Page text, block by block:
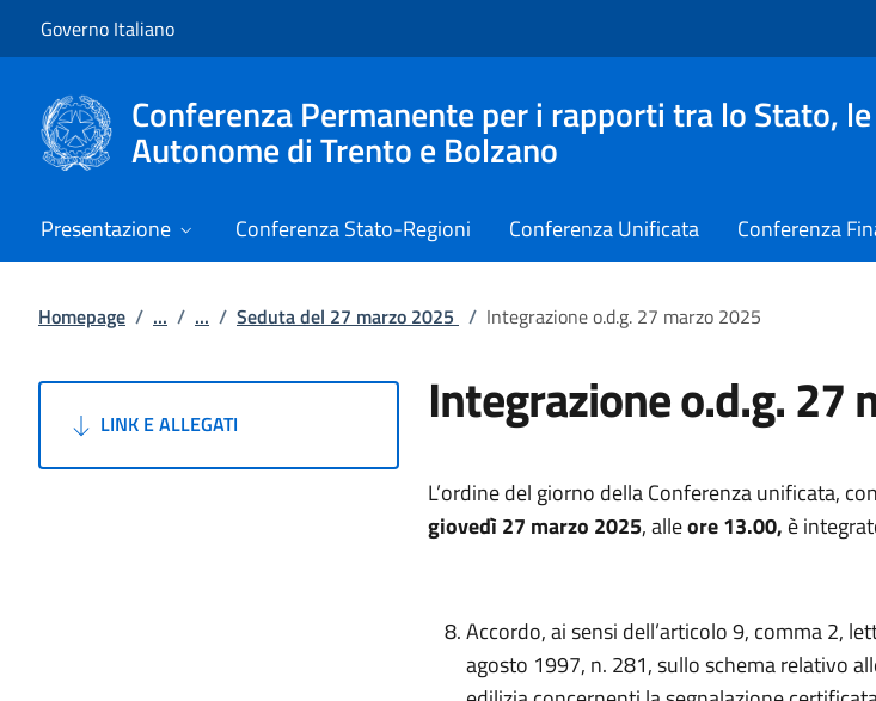
Governo Italiano
Conferenza Permanente per i rapporti tra lo Stato,
Autonome di Trento e Bolzano
Presentazione Conferenza Stato-Regioni Conferenza Unificata Conferenza
Homepage / ... / ... / Seduta del 27 marzo 2025 / Integrazione o.d.g. 27 marzo 2025
LINK E ALLEGATI Integrazione o.d.g. 27
L’ordine del giorno della Conferenza unificata,
giovedì 27 marzo 2025, alleore 13.00, è
Accordo, ai sensi dell’articolo 9, comma 2,
agosto 1997, n. 281, sullo schema relativo